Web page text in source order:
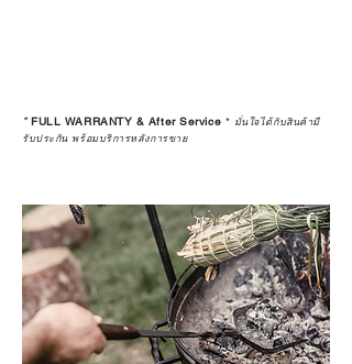
*FULL WARRANTY & After Service * มั่นใจได้กับสินค้ามี
รับประกัน พร้อมบริการหลังการขาย